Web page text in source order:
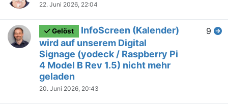
22. Juni 2026, 22:04
Gelöst
InfoScreen (Kalender)
wird auf unserem Digital
Signage (yodeck / Raspberry Pi
4 Model B Rev 1.5) nicht mehr
geladen
20. Juni 2026, 20:43
9